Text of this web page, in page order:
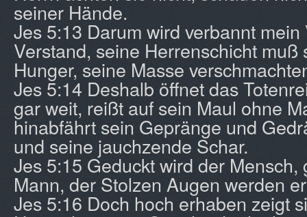
seiner Hände.
Jes 5:13 Darum wird verbannt
Verstand, seine Herrenschicht muß
Hunger, seine Masse
Jes 5:14 Deshalb öffnet das
gar weit, reißt auf sein Maul ohne
hinabfährt sein Gepränge und
und seine jauchzende Schar.
Jes 5:15 Geduckt wird der Mensch,
Mann, der Stolzen Augen werden
Jes 5:16 Doch hoch erhaben zeigt